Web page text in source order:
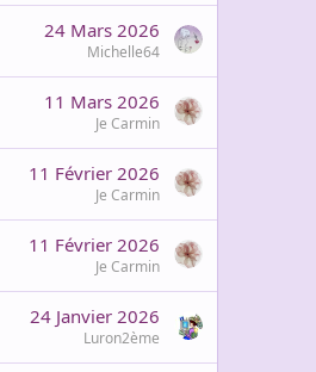
24 Mars 2026
Michelle64
11 Mars 2026
Je Carmin
11 Février 2026
Je Carmin
11 Février 2026
Je Carmin
24 Janvier 2026
Luron2ème